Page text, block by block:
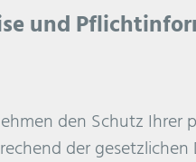
und
den Schutz
der